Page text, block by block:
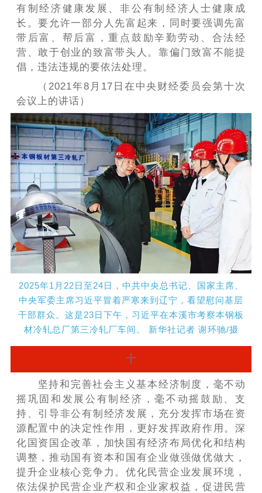
有制经济健康发展、非公有制经济人士健康成
长。要允许一部分人先富起来，同时要强调先富
带后富、帮后富，重点鼓励辛勤劳动、合法经
营、敢于创业的致富带头人。靠偏门致富不能提
倡，违法违规的要依法处理。
（2021年8月17日在中央财经委员会第十次
会议上的讲话）
2025年1月22日至24日，中共中央总书记、国家主席、
中央军委主席习近平冒着严寒来到辽宁，看望慰问基层
干部群众。这是23日下午，习近平在本溪市考察本钢板
材冷轧总厂第三冷轧厂车间。 新华社记者 谢环驰/摄
十
坚持和完善社会主义基本经济制度，毫不动
摇巩固和发展公有制经济，毫不动摇鼓励、支
持、引导非公有制经济发展，充分发挥市场在资
源配置中的决定性作用，更好发挥政府作用。深
化国资国企改革，加快国有经济布局优化和结构
调整，推动国有资本和国有企业做强做优做大，
提升企业核心竞争力。优化民营企业发展环境，
依法保护民营企业产权和企业家权益，促进民营